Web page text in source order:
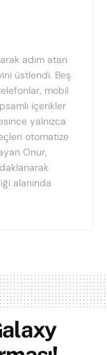
adım atan
üstlendi. Beş
mobil
içerikler
yalnızca
otomatize
Onur,
alanında